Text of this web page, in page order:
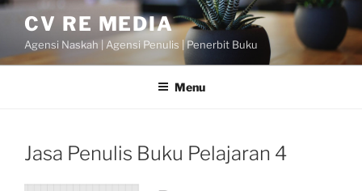
Skip
content
CV RE MEDIA
Agensi Naskah | Agensi Penulis | Penerbit Buku
Menu
Jasa Penulis Buku Pelajaran 4